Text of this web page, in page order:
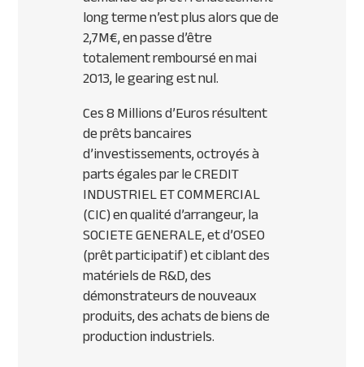
long terme n’est plus alors que de
2,7M€, en passe d’être
totalement remboursé en mai
2013, le gearing est nul.
Ces 8 Millions d’Euros résultent
de prêts bancaires
d’investissements, octroyés à
parts égales par leCREDIT
INDUSTRIELETCOMMERCIAL
(CIC) en qualité d’arrangeur, la
SOCIETEGENERALE, et d’OSEO
(prêt participatif) et ciblant des
matériels de R&D, des
démonstrateurs de nouveaux
produits, des achats de biens de
production industriels.